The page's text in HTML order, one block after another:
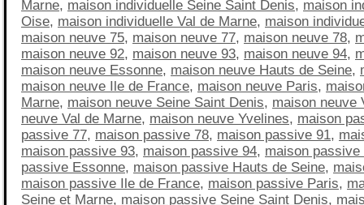
Marne, maison individuelle Seine Saint Denis, maison
Oise, maison individuelle Val de Marne, maison
maison neuve 75, maison neuve 77, maison neuve 78,
maison neuve 92, maison neuve 93, maison neuve 94,
maison neuve Essonne, maison neuve Hauts de Seine,
maison neuve Ile de France, maison neuve Paris,
Marne, maison neuve Seine Saint Denis, maison neuve
neuve Val de Marne, maison neuve Yvelines, maison
passive 77, maison passive 78, maison passive 91,
maison passive 93, maison passive 94, maison passive
passive Essonne, maison passive Hauts de Seine,
maison passive Ile de France, maison passive Paris,
Seine et Marne, maison passive Seine Saint Denis,